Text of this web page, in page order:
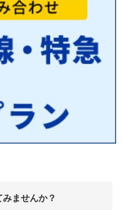
ませんか？